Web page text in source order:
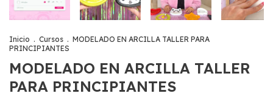
Inicio . Cursos . MODELADO EN ARCILLA TALLER PARA
PRINCIPIANTES
MODELADO EN ARCILLA TALLER
PARA PRINCIPIANTES